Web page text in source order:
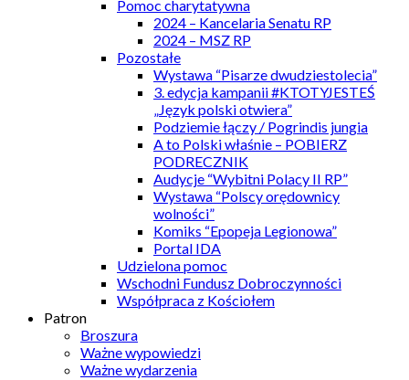
Pomoc charytatywna
2024 – Kancelaria Senatu RP
2024 – MSZ RP
Pozostałe
Wystawa “Pisarze dwudziestolecia”
3. edycja kampanii #KTOTYJESTEŚ
„Język polski otwiera”
Podziemie łączy / Pogrindis jungia
A to Polski właśnie – POBIERZ
PODRECZNIK
Audycje “Wybitni Polacy II RP”
Wystawa “Polscy orędownicy
wolności”
Komiks “Epopeja Legionowa”
Portal IDA
Udzielona pomoc
Wschodni Fundusz Dobroczynności
Współpraca z Kościołem
Patron
Broszura
Ważne wypowiedzi
Ważne wydarzenia